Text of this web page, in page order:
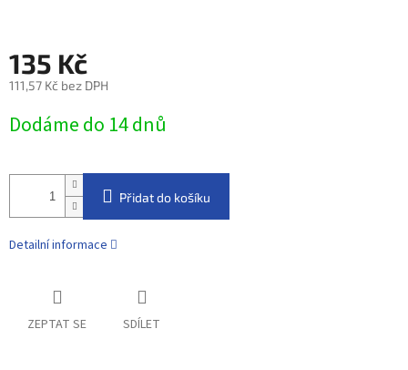
135 Kč
111,57 Kč bez DPH
cena:
Dodáme do 14 dnů
Přidat do košíku
Detailní informace
ZEPTAT SE SDÍLET